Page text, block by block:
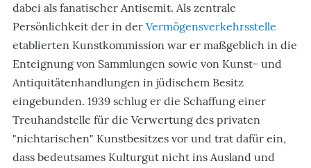
dabei als fanatischer Antisemit. Als zentrale
Persönlichkeit der in der Vermögensverkehrsstelle
etablierten Kunstkommission war er maßgeblich in die
Enteignung von Sammlungen sowie von Kunst- und
Antiquitätenhandlungen in jüdischem Besitz
eingebunden. 1939 schlug er die Schaffung einer
Treuhandstelle für die Verwertung des privaten
"nichtarischen" Kunstbesitzes vor und trat dafür ein,
dass bedeutsames Kulturgut nicht ins Ausland und